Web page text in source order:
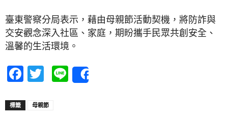
臺東警察分局表示，藉由母親節活動契機，將防詐與
交安觀念深入社區、家庭，期盼攜手民眾共創安全、
溫馨的生活環境。
Facebook
Twitter
Line
標籤 母親節